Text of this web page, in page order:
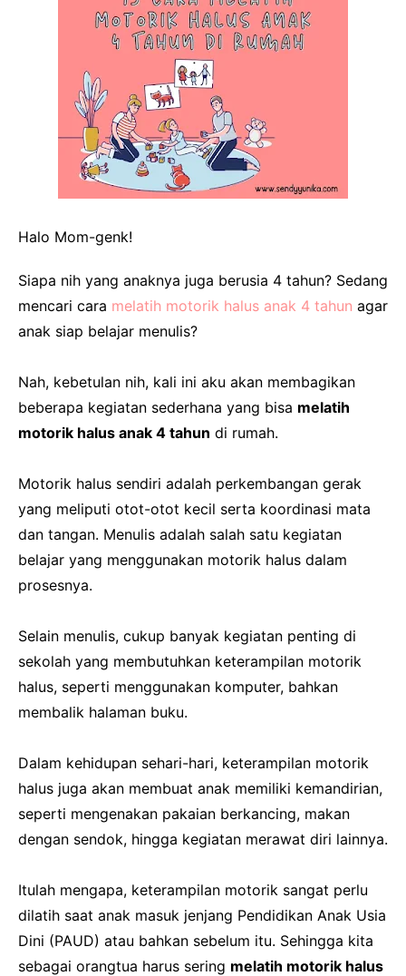
Halo Mom-genk!
Siapa nih yang anaknya juga berusia 4 tahun? Sedang
mencari cara melatih motorik halus anak 4 tahun agar
anak siap belajar menulis?
Nah, kebetulan nih, kali ini aku akan membagikan
beberapa kegiatan sederhana yang bisa melatih
motorik halus anak 4 tahun di rumah.
Motorik halus sendiri adalah perkembangan gerak
yang meliputi otot-otot kecil serta koordinasi mata
dan tangan. Menulis adalah salah satu kegiatan
belajar yang menggunakan motorik halus dalam
prosesnya.
Selain menulis, cukup banyak kegiatan penting di
sekolah yang membutuhkan keterampilan motorik
halus, seperti menggunakan komputer, bahkan
membalik halaman buku.
Dalam kehidupan sehari-hari, keterampilan motorik
halus juga akan membuat anak memiliki kemandirian,
seperti mengenakan pakaian berkancing, makan
dengan sendok, hingga kegiatan merawat diri lainnya.
Itulah mengapa, keterampilan motorik sangat perlu
dilatih saat anak masuk jenjang Pendidikan Anak Usia
Dini (PAUD) atau bahkan sebelum itu. Sehingga kita
sebagai orangtua harus sering melatih motorik halus